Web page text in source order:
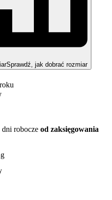
Sprawdź, jak dobrać rozmiar
dni robocze od zaksięgowania